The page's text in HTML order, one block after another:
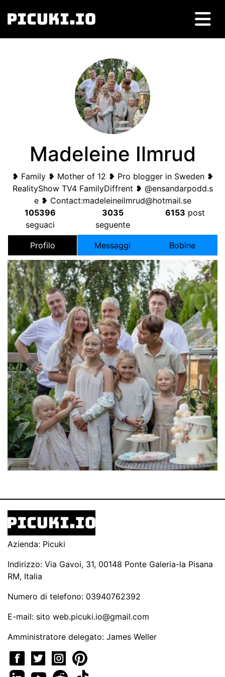
Madeleine Ilmrud
❥ Family ❥ Mother of12 ❥ Pro blogger in Sweden ❥
RealityShow TV4 FamilyDiffrent ❥ @ensandarpodd.s
e ❥ Contact:madeleineilmrud@hotmail.se
105396
seguaci
3035
seguente
6153 post
Profilo Messaggi Bobine
Azienda: Picuki
Indirizzo: Via Gavoi, 31, 00148 Ponte Galeria-la Pisana
RM, Italia
Numero di telefono: 03940762392
E-mail: sito web.picuki.io@gmail.com
Amministratore delegato: James Weller